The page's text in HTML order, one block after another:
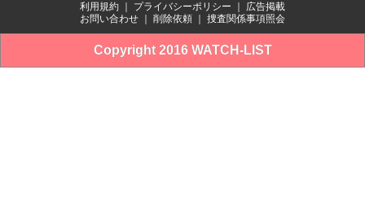
利用規約 プライバシーポリシー
広告掲載
お問い合わせ
削除依頼 捜査関係事項照会
Copyright 2016 WATCH-LIST